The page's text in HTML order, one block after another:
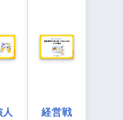
人
経営戦